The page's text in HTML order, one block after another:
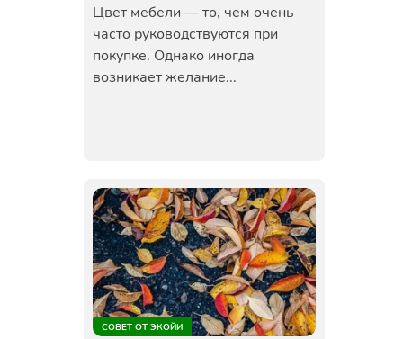
Цвет мебели — то, чем очень
часто руководствуются при
покупке. Однако иногда
возникает желание...
СОВЕТ ОТ ЭКОЙИ